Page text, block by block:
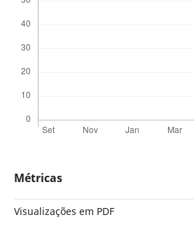
Métricas
Visualizações em PDF